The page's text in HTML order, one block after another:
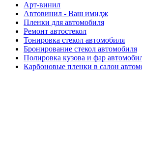
Арт-винил
Автовинил - Ваш имидж
Пленки для автомобиля
Ремонт автостекол
Тонировка стекол автомобиля
Бронирование стекол автомобиля
Полировка кузова и фар
Карбоновые пленки в салон